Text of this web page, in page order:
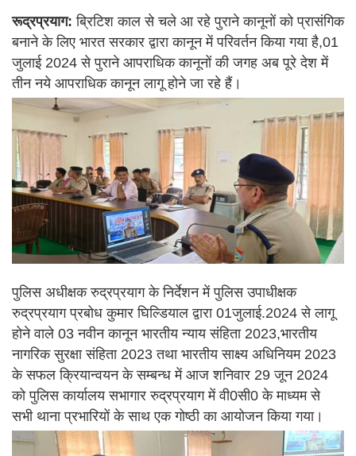
रूद्रप्रयाग: ब्रिटिश काल से चले आ रहे पुराने कानूनों को प्रासंगिक
बनाने के लिए भारत सरकार द्वारा कानून में परिवर्तन किया गया है,01
जुलाई 2024 से पुराने आपराधिक कानूनों की जगह अब पूरे देश में
तीन नये आपराधिक कानून लागू होने जा रहे हैं।
पुलिस अधीक्षक रुद्रप्रयाग के निर्देशन में पुलिस उपाधीक्षक
रुद्रप्रयाग प्रबोध कुमार घिल्डियाल द्वारा 01जुलाई.2024 से लागू
होने वाले 03 नवीन कानून भारतीय न्याय संहिता 2023,भारतीय
नागरिक सुरक्षा संहिता 2023 तथा भारतीय साक्ष्य अधिनियम 2023
के सफल क्रियान्वयन के सम्बन्ध में आज शनिवार 29 जून 2024
को पुलिस कार्यालय सभागार रुद्रप्रयाग में वी0सी0 के माध्यम से
सभी थाना प्रभारियों के साथ एक गोष्ठी का आयोजन किया गया।